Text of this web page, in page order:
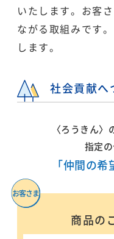
いたします。お客
ながる取組みです
します。
社会貢献へ
〈ろうきん
指定
「仲間の
商品の